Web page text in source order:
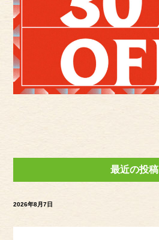
最近の投稿
2026年8月7日